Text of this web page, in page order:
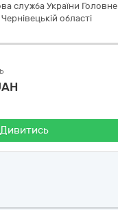
служба України Головне
області
Дивитись